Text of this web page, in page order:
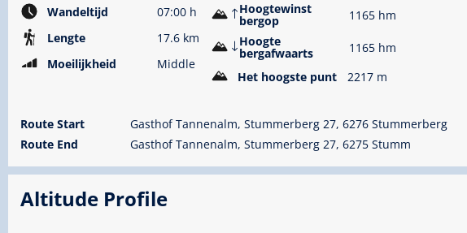
Wandeltijd
07:00 h
Lengte
17.6 km
Moeilijkheid
Middle
Hoogtewinst
bergop
1165 hm
Hoogte
bergafwaarts
1165 hm
Het hoogste punt
2217 m
Route Start
Gasthof Tannenalm, Stummerberg 27, 6276 Stummerberg
Route End
Gasthof Tannenalm, Stummerberg 27, 6275 Stumm
Altitude Profile